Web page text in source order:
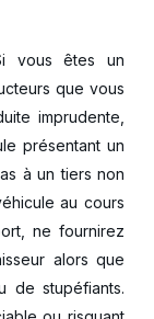
vous êtes un
que vous
imprudente,
présentant un
à un tiers non
au cours
ne fournirez
alors que
de stupéfiants.